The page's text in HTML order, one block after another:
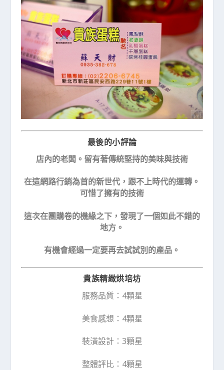
最後的小評論
店內的老闆。留有著傳統堅持的美味與技術
在這網路行銷為首的新世代，跟不上時代的運轉。
可惜了擁有的技術
這次在團購卷的機緣之下，發現了一個如此不錯的
地方。
有機會經過一定要再去試試別的產品。
貴族精緻烘培坊
服務品質：4顆星
美食感想：4顆星
裝潢設計：3顆星
整體評比：4顆星